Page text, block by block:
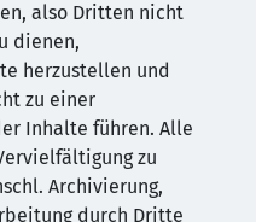
also Dritten nicht
dienen,
herzustellen und
zu einer
Inhalte führen. Alle
zu
Archivierung,
durch Dritte